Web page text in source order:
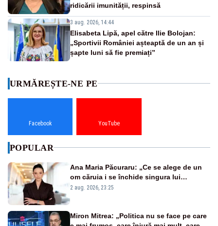
ridicării imunității, respinsă
3 aug. 2026, 14:44
Elisabeta Lipă, apel către Ilie Bolojan:
„Sportivii României așteaptă de un an și
șapte luni să fie premiați”
URMĂREȘTE-NE PE
Facebook YouTube
POPULAR
Ana Maria Păcuraru: „Ce se alege de un
om căruia i se închide singura lui
portiță?”
2 aug. 2026, 23:25
Miron Mitrea: „Politica nu se face pe care